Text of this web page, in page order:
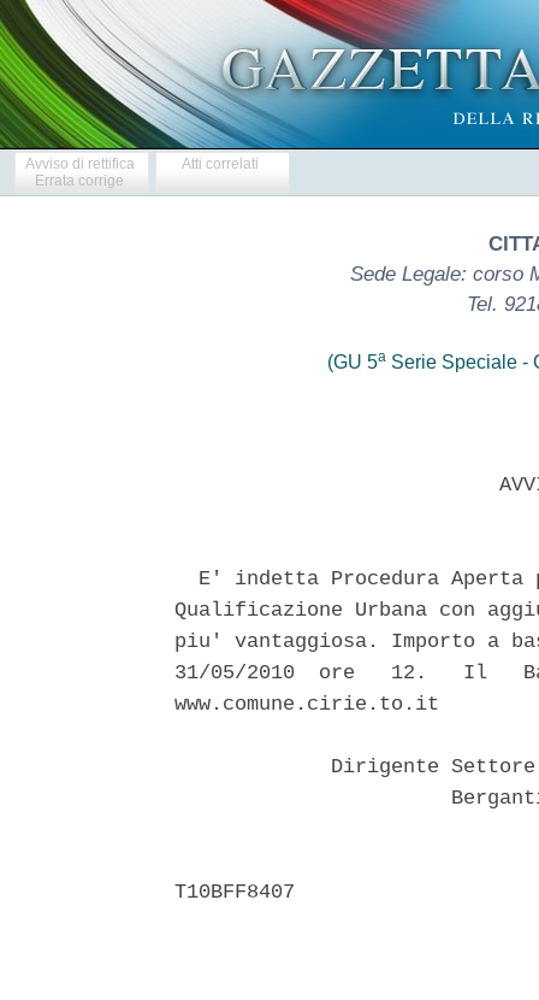
Avviso di rettifica
Errata corrige
Atti correlati
Sede Legale: corso
Tel.
(GU 5a Serie Speciale -
E' indetta Procedura Aperta
Qualificazione Urbana con
piu' vantaggiosa. Importo a
31/05/2010  ore   12.   Il
www.comune.cirie.to.it
Dirigente